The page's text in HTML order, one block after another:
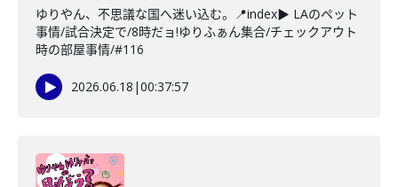
ゆりやん、不思議な国へ迷い込む。📍index▶ LAのペット
事情/試合決定で/8時だョ!ゆりふぁん集合/チェックアウト
時の部屋事情/#116
2026.06.18 |00:37:57